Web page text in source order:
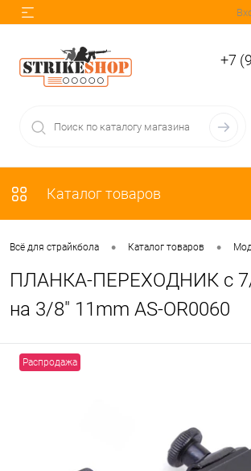
+7
Каталог товаров
Всё для страйкбола • Каталог товаров •
ПЛАНКА-ПЕРЕХОДНИК с
на 3/8" 11mm AS-OR0060
Распродажа